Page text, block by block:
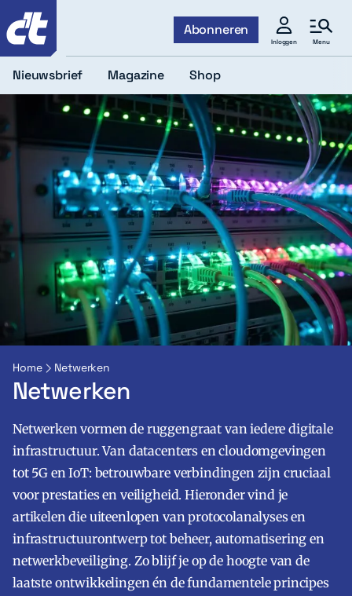
Abonneren
Inloggen Menu
Zoeken
Nieuwsbrief Magazine Shop
Home Netwerken
Netwerken
Netwerken vormen de ruggengraat van iedere digitale
infrastructuur. Van datacenters en cloudomgevingen
tot 5G en IoT: betrouwbare verbindingen zijn cruciaal
voor prestaties en veiligheid. Hieronder vind je
artikelen die uiteenlopen van protocolanalyses en
infrastructuurontwerp tot beheer, automatisering en
netwerkbeveiliging. Zo blijf je op de hoogte van de
laatste ontwikkelingen én de fundamentele principes